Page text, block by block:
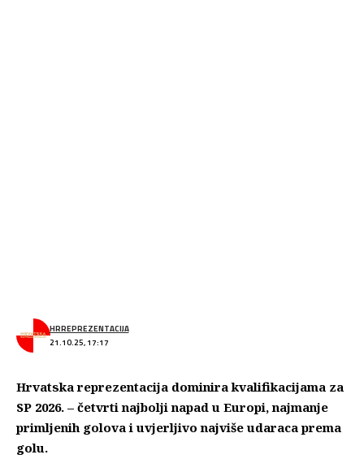
21.10.25, 17:17
HRREPREZENTACIJA
Hrvatska reprezentacija dominira kvalifikacijama za
SP 2026. – četvrti najbolji napad u Europi, najmanje
primljenih golova i uvjerljivo najviše udaraca prema
golu.